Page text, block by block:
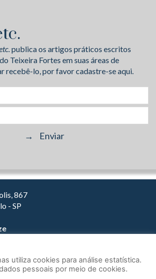
publica os artigos práticos escritos
Teixeira Fortes em suas áreas de
recebê-lo, por favor cadastre-se aqui.
867
- SP
utiliza cookies para análise estatística.
pessoais por meio de cookies.